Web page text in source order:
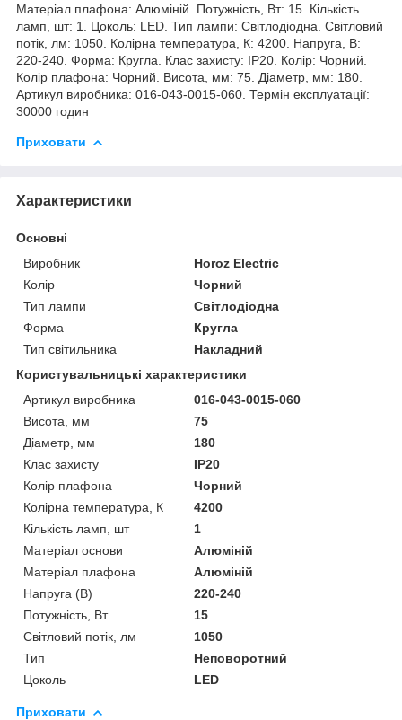
Матеріал плафона: Алюміній. Потужність, Вт: 15. Кількість
ламп, шт: 1. Цоколь: LED. Тип лампи: Світлодіодна. Світловий
потік, лм: 1050. Колірна температура, К: 4200. Напруга, В:
220-240. Форма: Кругла. Клас захисту: IP20. Колір: Чорний.
Колір плафона: Чорний. Висота, мм: 75. Діаметр, мм: 180.
Артикул виробника: 016-043-0015-060. Термін експлуатації:
30000 годин
Приховати
Характеристики
Основні
Виробник
Horoz Electric
Колір
Чорний
Тип лампи
Світлодіодна
Форма
Кругла
Тип світильника
Накладний
Користувальницькі характеристики
Артикул виробника
016-043-0015-060
Висота, мм
75
Діаметр, мм
180
Клас захисту
IP20
Колір плафона
Чорний
Колірна температура, К
4200
Кількість ламп, шт
1
Матеріал основи
Алюміній
Матеріал плафона
Алюміній
Напруга (В)
220-240
Потужність, Вт
15
Світловий потік, лм
1050
Тип
Неповоротний
Цоколь
LED
Приховати